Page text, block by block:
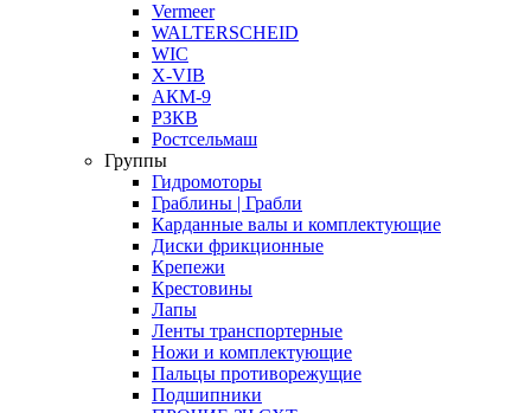
Vermeer
WALTERSCHEID
WIC
X-VIB
АКМ-9
РЗКВ
Ростсельмаш
Группы
Гидромоторы
Граблины | Грабли
Карданные валы и комплектующие
Диски фрикционные
Крепежи
Крестовины
Лапы
Ленты транспортерные
Ножи и комплектующие
Пальцы противорежущие
Подшипники